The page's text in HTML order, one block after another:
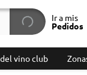
Ir a mis
Pedidos
vino club